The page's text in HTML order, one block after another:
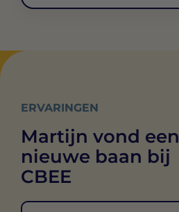
ERVARINGEN
Martijn vond een
nieuwe baan bij
CBEE